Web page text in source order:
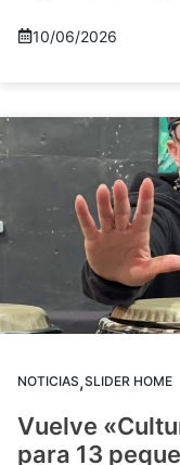
10/06/2026
NOTICIAS,SLIDER HOME
Vuelve
para 13